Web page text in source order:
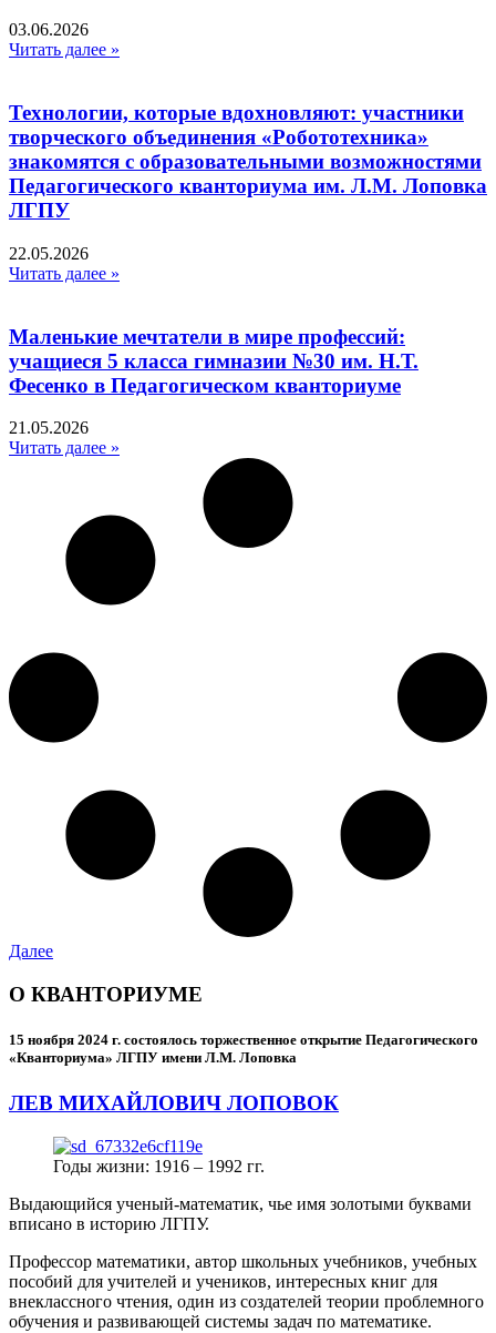
03.06.2026
Читать далее »
Технологии, которые вдохновляют: участники
творческого объединения «Робототехника»
знакомятся с образовательными возможностями
Педагогического кванториума им. Л.М. Лоповка
ЛГПУ
22.05.2026
Читать далее »
Маленькие мечтатели в мире профессий:
учащиеся 5 класса гимназии №30 им. Н.Т.
Фесенко в Педагогическом кванториуме
21.05.2026
Читать далее »
Далее
О КВАНТОРИУМЕ
15 ноября 2024 г. состоялось торжественное открытие Педагогического
«Кванториума» ЛГПУ имени Л.М. Лоповка
ЛЕВ МИХАЙЛОВИЧ ЛОПОВОК
Годы жизни: 1916 – 1992 гг.
Выдающийся ученый-математик, чье имя золотыми буквами
вписано в историю ЛГПУ.
Профессор математики, автор школьных учебников, учебных
пособий для учителей и учеников, интересных книг для
внеклассного чтения, один из создателей теории проблемного
обучения и развивающей системы задач по математике.